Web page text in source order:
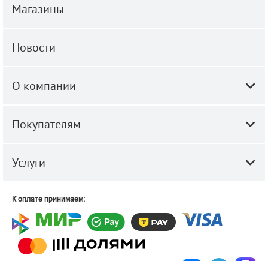
Магазины
Новости
О компании
Покупателям
Услуги
К оплате принимаем: